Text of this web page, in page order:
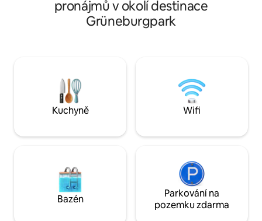
vytápění a 7zónová matrace s
pružinovým boxem velikosti king-size.
Doprava: linky SBahn S1, S2, S8 a S9 do
29 minut na mezinárodní letiště
Velká kuchyň s
Wi-Fi a všechny
Velký jídelní stůl
pronájmů v okolí destinace
Grüneburgpark
Kuchyně Wifi
Bazén
Parkování na
pozemku zdarma